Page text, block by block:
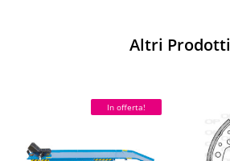
Altri Prodotti
In offerta!